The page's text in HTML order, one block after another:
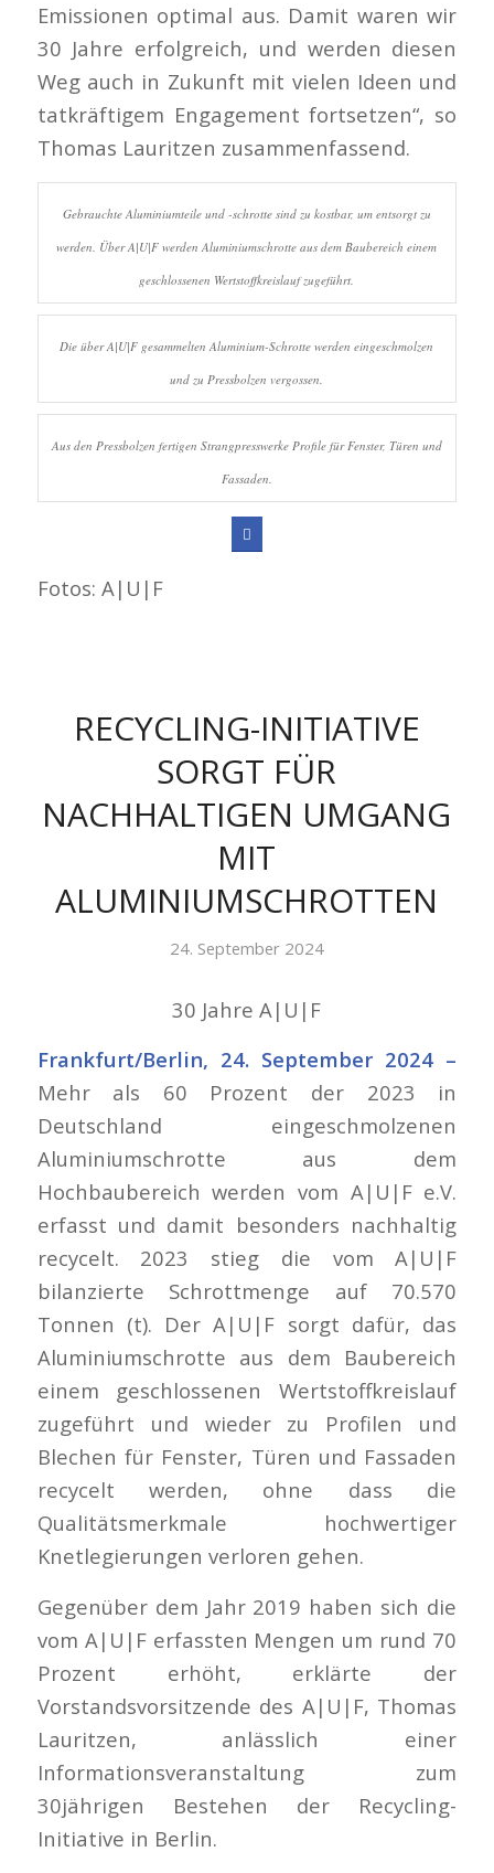
Emissionen optimal aus. Damit waren wir
30 Jahre erfolgreich, und werden diesen
Weg auch in Zukunft mit vielen Ideen und
tatkräftigem Engagement fortsetzen“, so
Thomas Lauritzen zusammenfassend.
Gebrauchte Aluminiumteile und -schrotte sind zu kostbar, um entsorgt zu
werden. Über A|U|F werden Aluminiumschrotte aus dem Baubereich einem
geschlossenen Wertstoffkreislauf zugeführt.
Die über A|U|F gesammelten Aluminium-Schrotte werden eingeschmolzen
und zu Pressbolzen vergossen.
Aus den Pressbolzen fertigen Strangpresswerke Profile für Fenster, Türen und
Fassaden.
Fotos: A|U|F
RECYCLING-INITIATIVE
SORGT FÜR
NACHHALTIGEN UMGANG
MIT
ALUMINIUMSCHROTTEN
24. September 2024
30 Jahre A|U|F
Frankfurt/Berlin, 24. September 2024 –
Mehr als 60 Prozent der 2023 in
Deutschland eingeschmolzenen
Aluminiumschrotte aus dem
Hochbaubereich werden vom A|U|F e.V.
erfasst und damit besonders nachhaltig
recycelt. 2023 stieg die vom A|U|F
bilanzierte Schrottmenge auf 70.570
Tonnen (t). Der A|U|F sorgt dafür, das
Aluminiumschrotte aus dem Baubereich
einem geschlossenen Wertstoffkreislauf
zugeführt und wieder zu Profilen und
Blechen für Fenster, Türen und Fassaden
recycelt werden, ohne dass die
Qualitätsmerkmale hochwertiger
Knetlegierungen verloren gehen.
Gegenüber dem Jahr 2019 haben sich die
vom A|U|F erfassten Mengen um rund 70
Prozent erhöht, erklärte der
Vorstandsvorsitzende des A|U|F, Thomas
Lauritzen, anlässlich einer
Informationsveranstaltung zum
30jährigen Bestehen der Recycling-
Initiative in Berlin.